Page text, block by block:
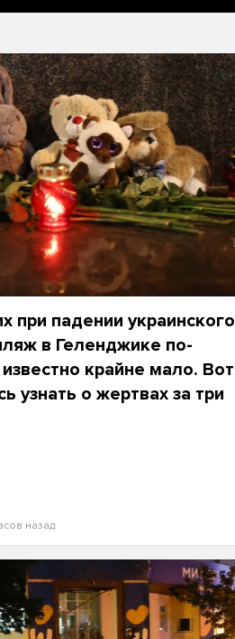
при падении украинского
в Геленджике по-
крайне мало. Вот
узнать о жертвах за три
назад